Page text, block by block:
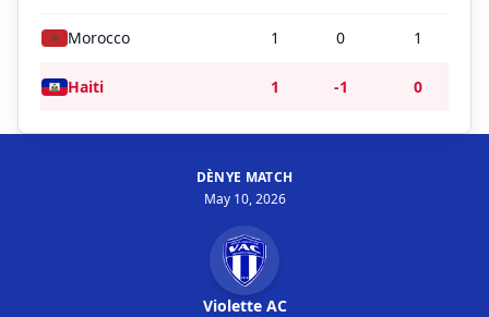
Morocco 1 0 1
Haiti 1 -1 0
DÈNYE MATCH
May 10, 2026
Violette AC